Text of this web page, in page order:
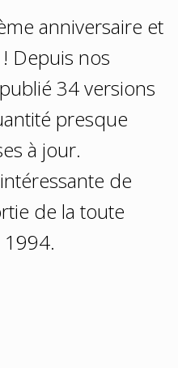
anniversaire et
Depuis nos
34 versions
presque
à jour.
intéressante de
de la toute